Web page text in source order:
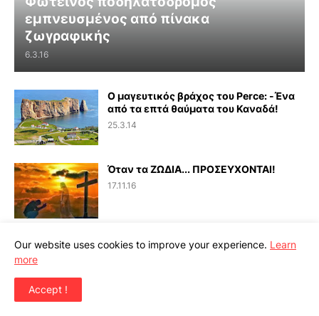
εμπνευσμένος από πίνακα
ζωγραφικής
6.3.16
Ο μαγευτικός βράχος του Perce: -Ένα
από τα επτά θαύματα του Καναδά!
25.3.14
Όταν τα ΖΩΔΙΑ... ΠΡΟΣΕΥΧΟΝΤΑΙ!
17.11.16
Ετοιμάζει επιστροφή στην πολιτική ο
Our website uses cookies to improve your experience. Learn
more
Accept !